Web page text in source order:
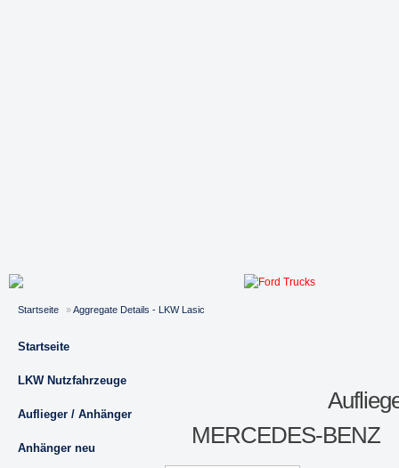
Startseite »Aggregate Details - LKW Lasic
Startseite
LKW Nutzfahrzeuge
Auflieger / Anhänger
Anhänger neu
MERCEDES-BENZ